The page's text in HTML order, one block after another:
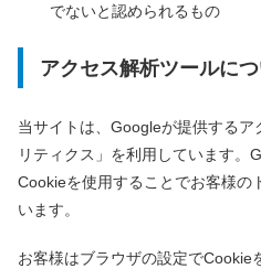
でないと認められるもの
アクセス解析ツールに
当サイトは、Googleが提供する
リティクス」を利用しています。
Cookieを使用することでお客様の
います。
お客様はブラウザの設定でCookie